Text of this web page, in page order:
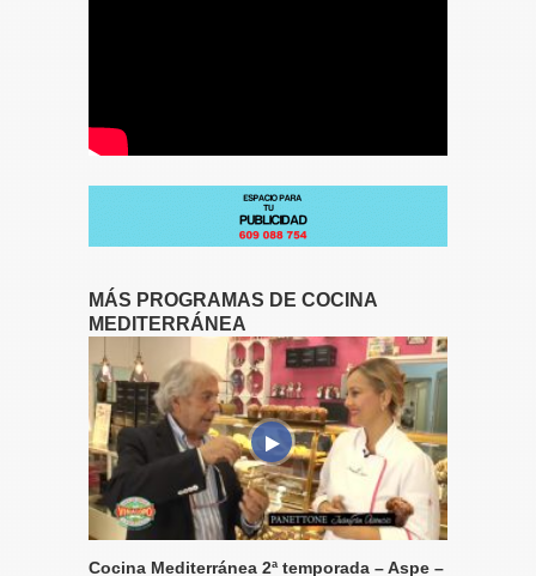
MÁS PROGRAMAS DE COCINA
MEDITERRÁNEA
Cocina Mediterránea 2ª temporada – Aspe –